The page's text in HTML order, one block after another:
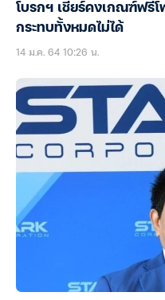
โบรกฯ เชียร์คงเกณฑ์ฟรีโ
กระทบทั้งหมดไม่ได้
14 ม.ค. 64 10:26 น.